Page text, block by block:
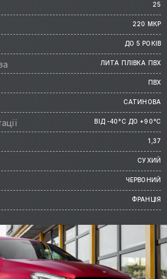
25
220 МКР
ДО 5 РОКІВ
ЛИТА ПЛІВКА ПВХ
ПВХ
САТИНОВА
ВІД -40°C ДО +90°C
1,37
СУХИЙ
ЧЕРВОНИЙ
ФРАНЦІЯ